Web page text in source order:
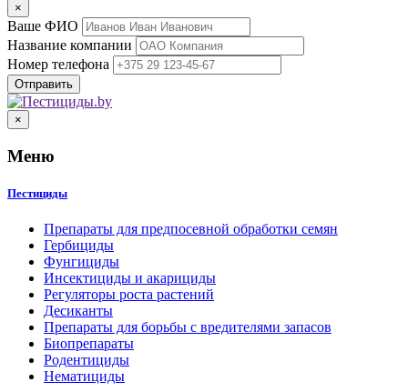
×
Ваше ФИО
Название компании
Номер телефона
×
Меню
Пестициды
Препараты для предпосевной обработки семян
Гербициды
Фунгициды
Инсектициды и акарициды
Регуляторы роста растений
Десиканты
Препараты для борьбы с вредителями запасов
Биопрепараты
Родентициды
Нематициды